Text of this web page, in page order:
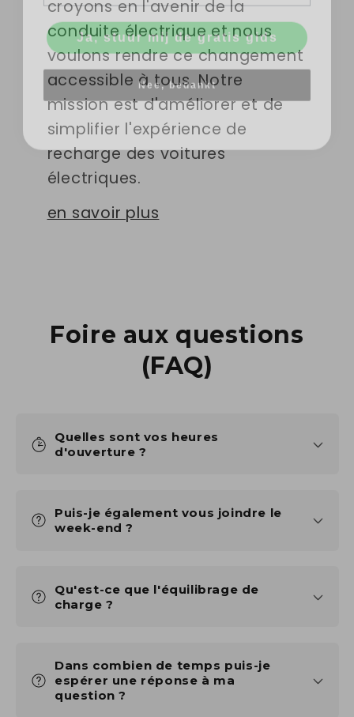
croyons en l'avenir de la
conduite électrique et nous
voulons rendre ce changement
accessible à tous. Notre
mission est d'améliorer et de
simplifier l'expérience de
recharge des voitures
électriques.
en savoir plus
Foire aux questions
(FAQ)
Quelles sont vos heures
d'ouverture ?
Puis-je également vous joindre le
week-end ?
Qu'est-ce que l'équilibrage de
charge ?
Dans combien de temps puis-je
espérer une réponse à ma
question ?
Ja, stuur mij de gratis gids